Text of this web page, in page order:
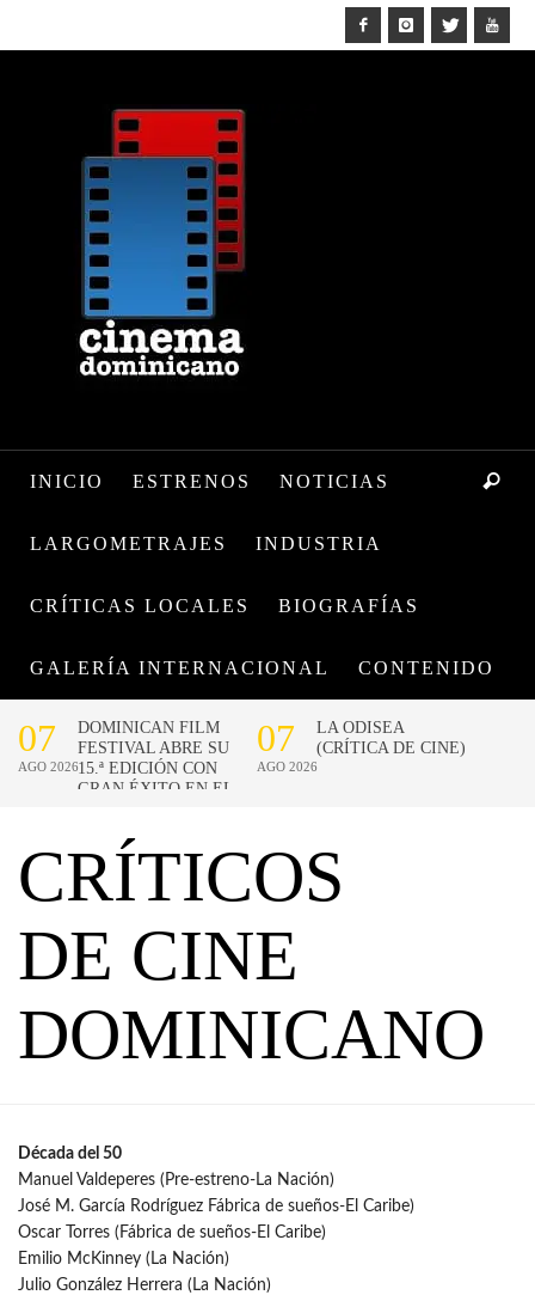
INICIO ESTRENOS NOTICIAS
LARGOMETRAJES INDUSTRIA
CRÍTICAS LOCALES BIOGRAFÍAS
GALERÍA INTERNACIONAL CONTENIDO
CRÍTICOS
DE CINE
DOMINICANO
Década del 50
Manuel Valdeperes (Pre-estreno-La Nación)
José M. García Rodríguez Fábrica de sueños-El Caribe)
Oscar Torres (Fábrica de sueños-El Caribe)
Emilio McKinney (La Nación)
Julio González Herrera (La Nación)